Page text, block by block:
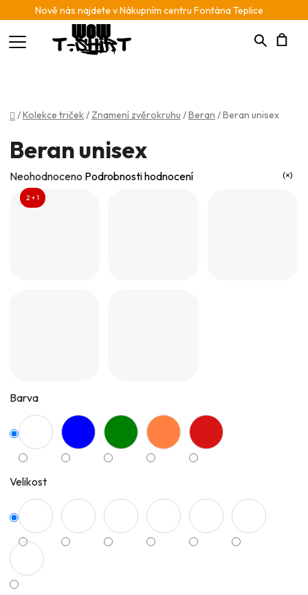
Nově nás najdete v Nákupním centru Fontána Teplice
Hledat
Domů
/Kolekce triček/ Znamení zvěrokruhu /Beran /Beran unisex
Barva
Velikost
Beran unisex
Průměrné
hodnocení
produktu
Neohodnoceno Podrobnosti hodnocení
2 + 1